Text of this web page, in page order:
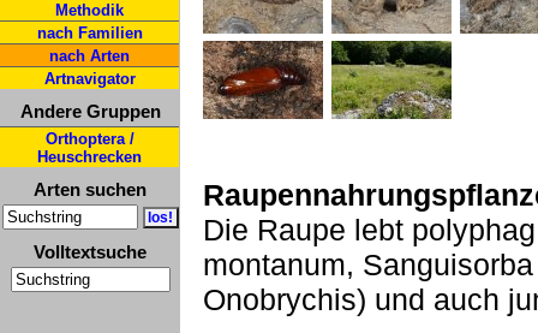
Methodik
nach Familien
nach Arten
Artnavigator
Andere Gruppen
Orthoptera /
Heuschrecken
Arten suchen
Volltextsuche
Die Raupe lebt
montanum,
Onobrychis) und auch